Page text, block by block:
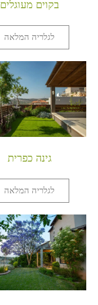
בקוים מעוגלים
לגלריה המלאה
גינה כפרית
לגלריה המלאה